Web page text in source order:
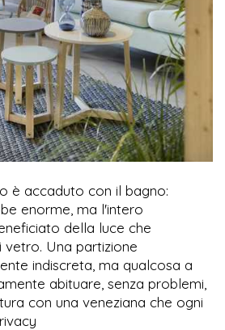
è accaduto con il bagno:
enorme, ma l'intero
della luce che
Una partizione
indiscreta, ma qualcosa a
abituare, senza problemi,
con una veneziana che ogni